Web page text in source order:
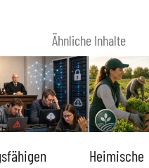
Ähnliche Inhalte
Heimische